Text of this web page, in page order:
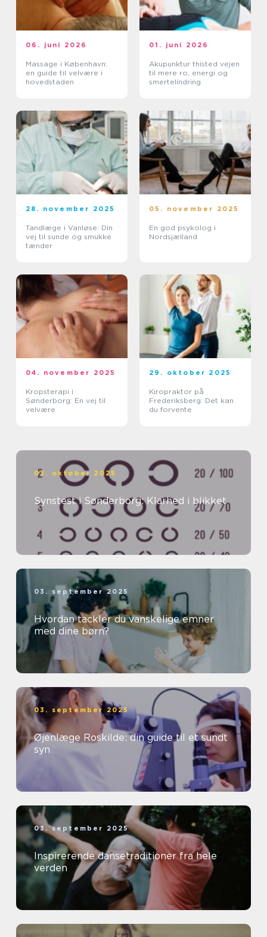
06. juni 2026
Massage i København:
en guide til velvære i
hovedstaden
01. juni 2026
Akupunktur thisted vejen
til mere ro, energi og
smertelindring
28. november 2025
Tandlæge i Vanløse: Din
vej til sunde og smukke
tænder
05. november 2025
En god psykolog i
Nordsjælland
04. november 2025
Kropsterapi i
Sønderborg: En vej til
velvære
29. oktober 2025
Kiropraktor på
Frederiksberg: Det kan
du forvente
03. oktober 2025
Synstest i Sønderborg: Klarhed i blikket
03. september 2025
Hvordan tackler du vanskelige emner
med dine børn?
03. september 2025
Øjenlæge Roskilde: din guide til et sundt
syn
03. september 2025
Inspirerende dansetraditioner fra hele
verden